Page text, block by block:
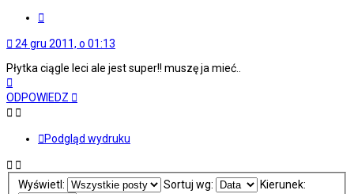
24 gru 2011, o 01:13
Płytka ciągle leci ale jest super!! muszę ja mieć..
górę
ODPOWIEDZ
Podgląd wydruku
Wyświetl: Sortuj wg: Kierunek: